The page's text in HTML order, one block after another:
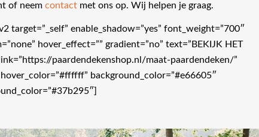
of neem contact met ons op. Wij helpen je graag.
target=”_self” enable_shadow=”yes” font_weight=”700″
hover_effect=”” gradient=”no” text=”BEKIJK HET
paardendekenshop.nl/maat-paardendeken/”
background_color=”#e66605″